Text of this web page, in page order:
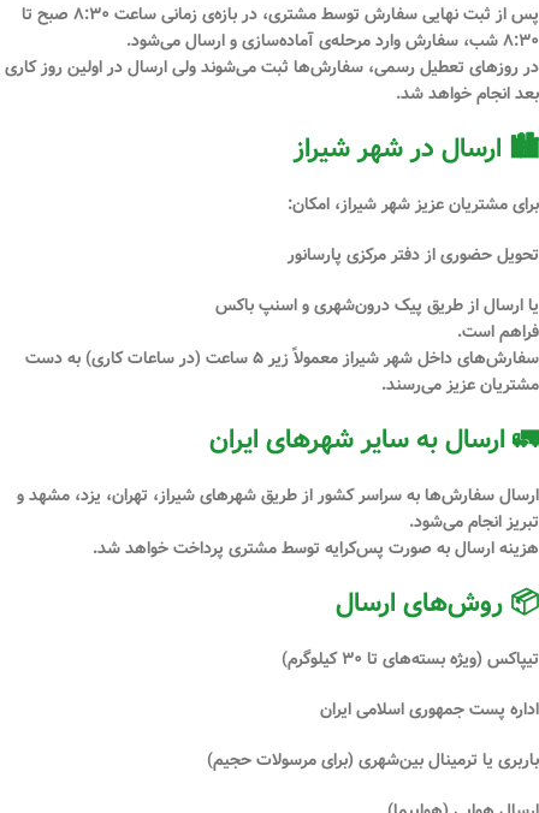
پس از ثبت نهایی سفارش توسط مشتری، در بازه‌ی زمانی
ساعت ۸:۳۰ صبح تا
۸:۳۰ شب
، سفارش وارد مرحله‌ی آماده‌سازی و ارسال می‌شود.
درروزهای تعطیل رسمی، سفارش‌ها ثبت می‌شوند ولی ارسال در اولین روز کاری
بعد انجام خواهد شد.
🏙 ارسال در شهر شیراز
برای مشتریان عزیزشهر شیراز، امکان:
تحویلحضوری از دفتر مرکزی پارسانور
یا ارسال از طریق پیک درون‌شهریواسنپ باکس
فراهم است.
سفارش‌های داخل شهر شیراز معمولاًزیر ۵ ساعت
(در ساعات کاری) به دست
مشتریان عزیز می‌رسند.
🚛 ارسال به سایر شهرهای ایران
ارسال سفارش‌ها به سراسر کشور از طریق شهرهایشیراز، تهران، یزد، مشهد و
تبریزانجام می‌شود.
هزینه ارسالبه صورت پس‌کرایه توسط مشتری پرداخت خواهد شد.
📦 روش‌های ارسال
تیپاکس (ویژه بسته‌های تا ۳۰ کیلوگرم)
اداره پست جمهوری اسلامی ایران
باربری یا ترمینال بین‌شهری (برای مرسولات حجیم)